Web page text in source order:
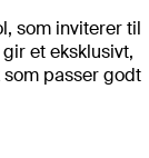
som inviterer til
et eksklusivt,
passer godt